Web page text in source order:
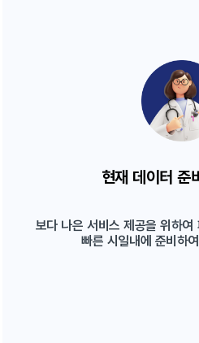
현재 데이터 준
보다 나은 서비스 제공을 위하여
빠른 시일내에 준비하